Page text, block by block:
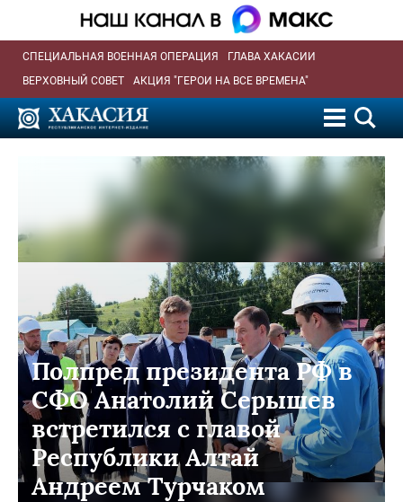
СПЕЦИАЛЬНАЯ ВОЕННАЯ ОПЕРАЦИЯ
ГЛАВА ХАКАСИИ
ВЕРХОВНЫЙ СОВЕТ
АКЦИЯ "ГЕРОИ НА ВСЕ ВРЕМЕНА"
Полпред президента РФ в
СФО Анатолий Серышев
встретился с главой
Республики Алтай
Андреем Турчаком